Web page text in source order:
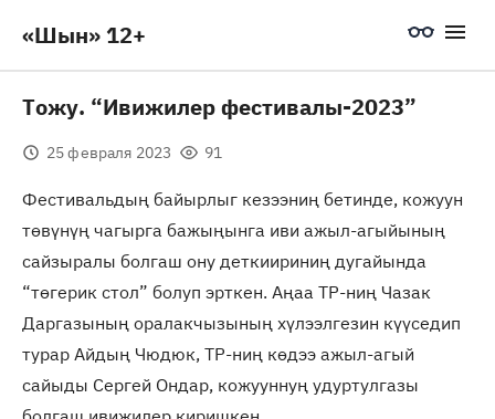
«Шын» 12+
Тожу. “Ивижилер фестивалы-2023”
25 февраля 2023 91
Фестивальдың байырлыг кезээниң бетинде, кожуун
төвүнүң чагырга бажыңынга иви ажыл-агыйының
сайзыралы болгаш ону деткиириниң дугайында
“төгерик стол” болуп эрткен. Аңаа ТР-ниң Чазак
Даргазының оралакчызының хүлээлгезин күүседип
турар Айдың Чюдюк, ТР-ниң көдээ ажыл-агый
сайыды Сергей Ондар, кожууннуң удуртулгазы